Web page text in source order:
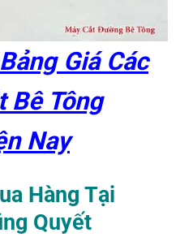
Giá Các
Bê Tông
Nay
Hàng Tại
Quyết